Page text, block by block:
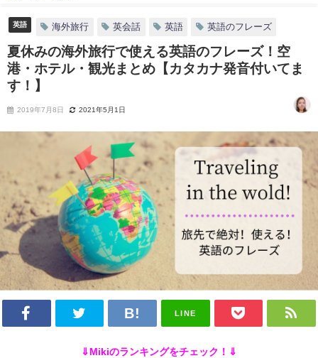
英語 海外旅行 英会話 英語 英語のフレーズ
夏休みの海外旅行で使える英語のフレーズ！空
港・ホテル・観光まとめ【カタカナ発音付いてま
す！】
2019年7月8日 2021年5月1日
LINE
⇓Mikiのランキングをチェック！⇓